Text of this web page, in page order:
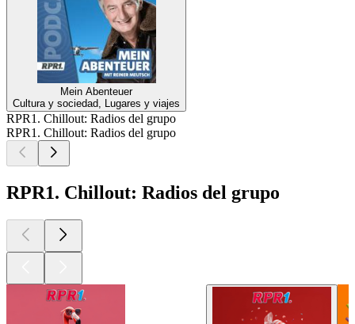
Mein Abenteuer
Cultura y sociedad, Lugares y viajes
RPR1. Chillout: Radios del grupo
RPR1. Chillout: Radios del grupo
RPR1. Chillout: Radios del grupo